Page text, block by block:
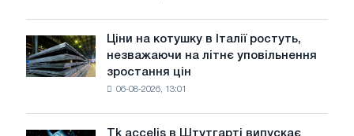
року
радянської
авіації
в
Великої
Вітчизняної
Ціни
на
котушку
Ціни на котушку в Італії ростуть,
незважаючи на літнє уповільнення
зростання цін
06-08-2026, 13:01
Tk accelis в Штутгарті випускає